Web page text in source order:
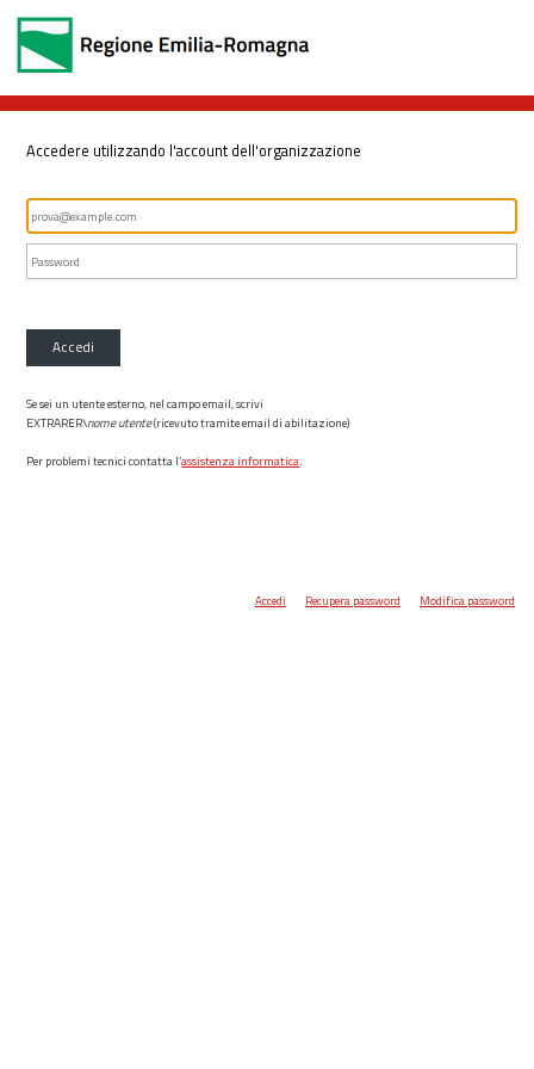
Accedere utilizzando l'account dell'organizzazione
Accedi
Se sei un utente esterno, nel campo email, scrivi
EXTRARER\nome utente(ricevuto tramite email di abilitazione)
Per problemi tecnici contatta l’assistenza informatica.
Accedi Recupera password Modifica password